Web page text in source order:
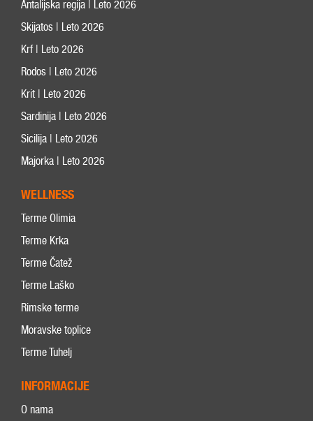
Antalijska regija | Leto 2026
Skijatos | Leto 2026
Krf | Leto 2026
Rodos | Leto 2026
Krit | Leto 2026
Sardinija | Leto 2026
Sicilija | Leto 2026
Majorka | Leto 2026
WELLNESS
Terme Olimia
Terme Krka
Terme Čatež
Terme Laško
Rimske terme
Moravske toplice
Terme Tuhelj
INFORMACIJE
O nama